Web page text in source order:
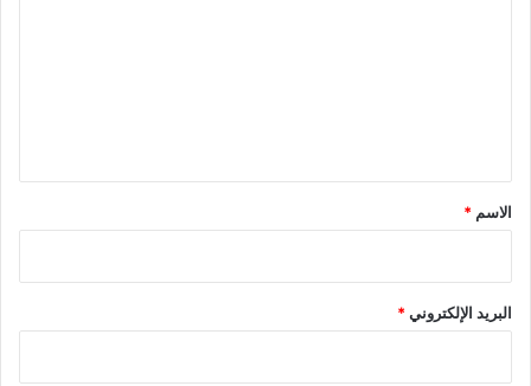
*
الاسم *
البريد الإلكتروني*